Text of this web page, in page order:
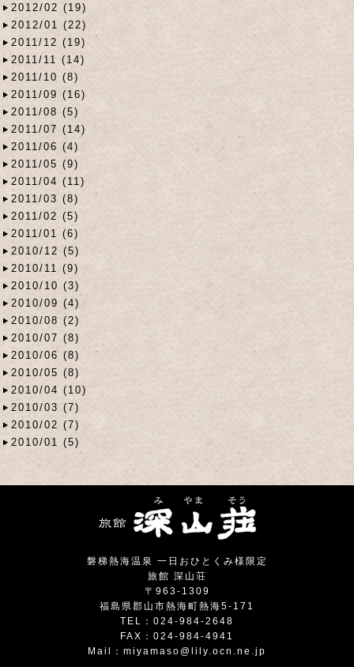
2012/02 (19)
2012/01 (22)
2011/12 (19)
2011/11 (14)
2011/10 (8)
2011/09 (16)
2011/08 (5)
2011/07 (14)
2011/06 (4)
2011/05 (9)
2011/04 (11)
2011/03 (8)
2011/02 (5)
2011/01 (6)
2010/12 (5)
2010/11 (9)
2010/10 (3)
2010/09 (4)
2010/08 (2)
2010/07 (8)
2010/06 (8)
2010/05 (8)
2010/04 (10)
2010/03 (7)
2010/02 (7)
2010/01 (5)
磐梯熱海温泉 一日おひとくみ様限定
旅館 深山荘
〒963-1309
福島県郡山市熱海町熱海5-171
TEL：024-984-2648
FAX：024-984-4941
Mail： miyamaso@lily.ocn.ne.jp